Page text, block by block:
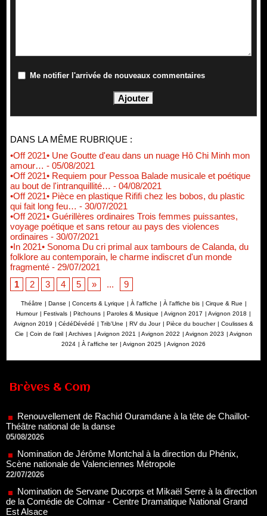
Me notifier l'arrivée de nouveaux commentaires
DANS LA MÊME RUBRIQUE :
•Off 2021• Une Goutte d'eau dans un nuage Hô Chi Minh mon
amour… - 05/08/2021
•Off 2021• Requiem pour Pessoa Balade musicale et poétique
au bout de l'intranquillité… - 04/08/2021
•Off 2021• Pièce en plastique Rififi chez les bobos, du plastic
qui fait long feu… - 30/07/2021
•Off 2021• Guérillères ordinaires Trois femmes puissantes,
voyage poétique et sans retour au pays des violences
ordinaires - 30/07/2021
•In 2021• Sonoma Du cri primal aux tambours de Calanda, du
folklore au contemporain, le charme indiscret d'un monde
fragmenté - 29/07/2021
1
2 3 4 5 » ... 9
Théâtre | Danse | Concerts & Lyrique | À l'affiche | À l'affiche bis | Cirque & Rue |
Humour | Festivals | Pitchouns | Paroles & Musique | Avignon 2017 | Avignon 2018 |
Avignon 2019 | CédéDévédé | Trib'Une | RV du Jour | Pièce du boucher | Coulisses &
Cie | Coin de l’œil | Archives | Avignon 2021 | Avignon 2022 | Avignon 2023 | Avignon
2024 | À l'affiche ter | Avignon 2025 | Avignon 2026
Brèves & Com
Renouvellement de Rachid Ouramdane à la tête de Chaillot-
Théâtre national de la danse
Nomination de Jérôme Montchal à la direction du Phénix,
Scène nationale de Valenciennes Métropole
Nomination de Servane Ducorps et Mikaël Serre à la direction
de la Comédie de Colmar - Centre Dramatique National Grand
Est Alsace
07/07/2026
Thomas Jolly et Laëtitia Guédon nommés à la direction du